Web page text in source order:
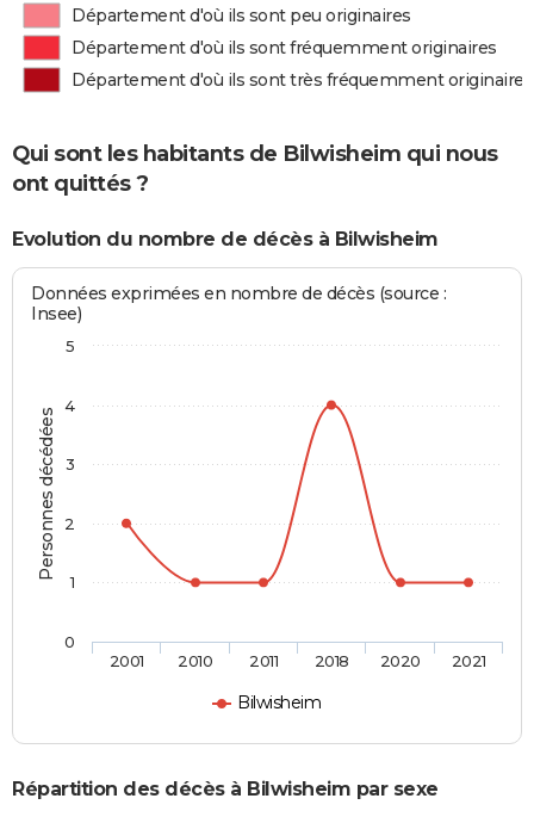
Département d'où ils sont peu originaires
Département d'où ils sont fréquemment originaires
Département d'où ils sont très fréquemment originaires
Qui sont les habitants de Bilwisheim qui nous
ont quittés ?
Evolution du nombre de décès à Bilwisheim
Personnes décédées
Données exprimées en nombre de décès (source :
Insee)
Bilwisheim
2001 2010 2011 2018 2020 2021
0
1
2
3
4
5
Répartition des décès à Bilwisheim par sexe